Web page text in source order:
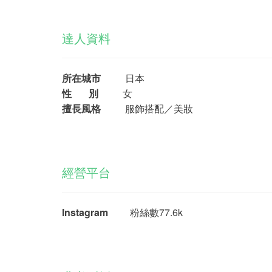
達人資料
所在城市 日本
性 別 女
擅長風格 服飾搭配／美妝
經營平台
Instagram 粉絲數77.6k